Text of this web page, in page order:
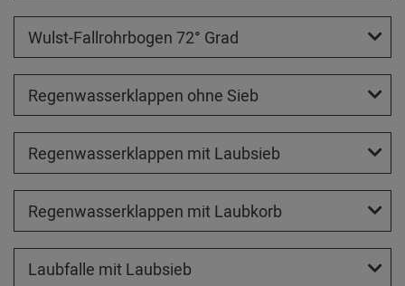
Wulst-Fallrohrbogen 72° Grad
Regenwasserklappen ohne Sieb
Regenwasserklappen mit Laubsieb
Regenwasserklappen mit Laubkorb
Laubfalle mit Laubsieb